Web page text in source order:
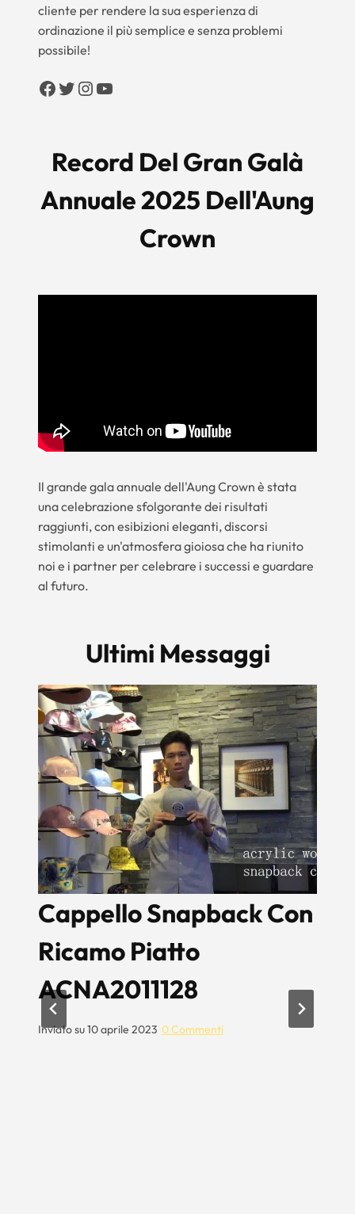
cliente per rendere la sua esperienza di
ordinazione il più semplice e senza problemi
possibile!
Facebook Twitter Instagram YouTube
Record Del Gran Galà
Annuale 2025 Dell'Aung
Crown
Il grande gala annuale dell'Aung Crown è stata
una celebrazione sfolgorante dei risultati
raggiunti, con esibizioni eleganti, discorsi
stimolanti e un'atmosfera gioiosa che ha riunito
noi e i partner per celebrare i successi e guardare
al futuro.
Ultimi Messaggi
Cappello Snapback Con
Ricamo Piatto
ACNA2011128
Inviato su10 aprile 2023 0 Commenti